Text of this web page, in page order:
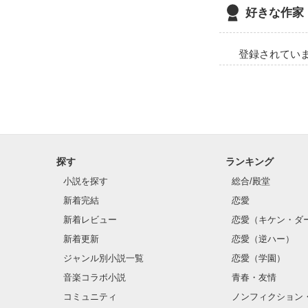
好きな作家
登録されてい
探す
小説を探す
新着完結
新着レビュー
新着更新
ジャンル別小説一覧
音楽コラボ小説
コミュニティ
ランキング
総合/殿堂
恋愛
恋愛（キケン・ダ
恋愛（逆ハー）
恋愛（学園）
青春・友情
ノンフィクション